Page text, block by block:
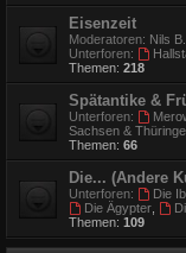
Eisenzeit
Moderatoren: Nils B.
Unterforen:
Themen: 218
Spätantike &
Unterforen:
Sachsen &
Themen: 66
Die... (Andere
Unterforen: Die
Die Ägypter,
Themen: 109